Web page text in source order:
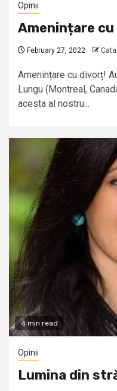
Opinii
Amenințare
February 27, 2022
Amenințare cu divorț!
Lungu (Montreal,
acesta al nostru...
4 min read
Opinii
Lumina din